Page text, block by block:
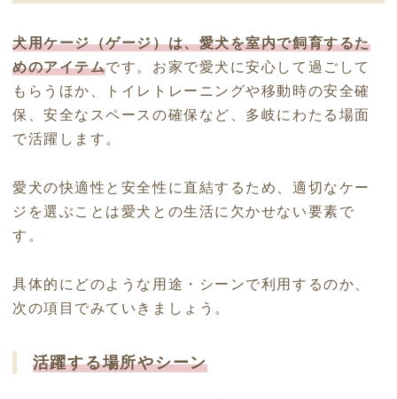
犬用ケージ（ゲージ）は、愛犬を室内で飼育するた
めのアイテムです。お家で愛犬に安心して過ごして
もらうほか、トイレトレーニングや移動時の安全確
保、安全なスペースの確保など、多岐にわたる場面
で活躍します。
愛犬の快適性と安全性に直結するため、適切なケー
ジを選ぶことは愛犬との生活に欠かせない要素で
す。
具体的にどのような用途・シーンで利用するのか、
次の項目でみていきましょう。
活躍する場所やシーン